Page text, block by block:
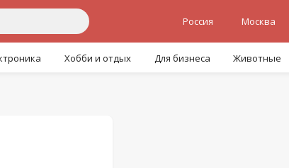
Россия Москва
Хобби и отдых Для бизнеса Животные